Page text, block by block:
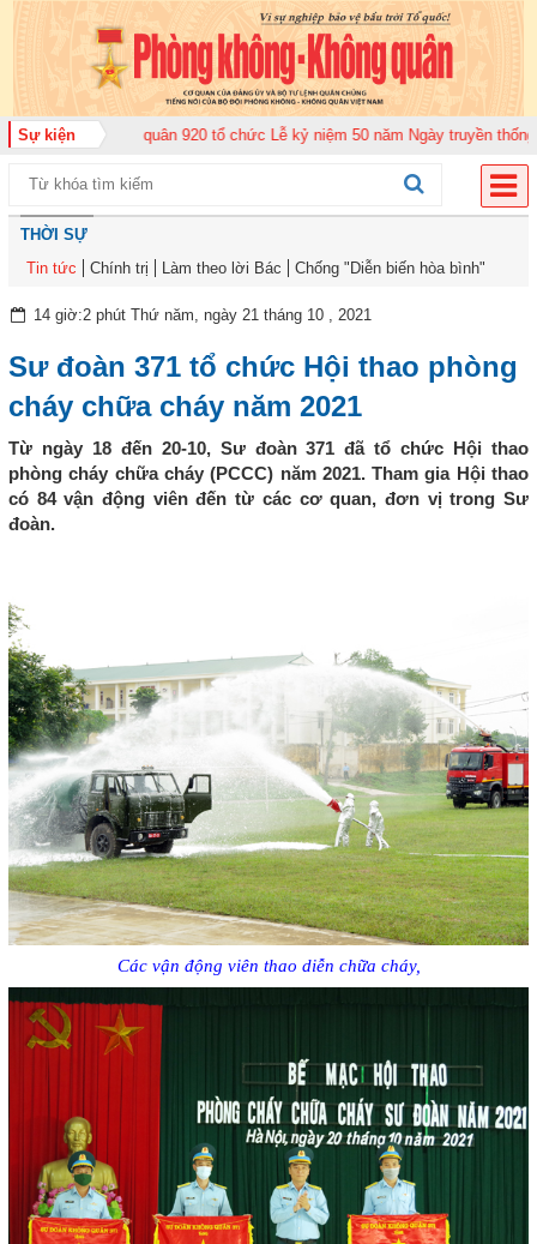
Sự kiện
đoàn Không quân 920 tổ chức Lễ kỷ niệm 50 năm Ngày truyền thống (12-
THỜI SỰ
Tin tức
Chính trị Làm theo lời Bác Chống "Diễn biến hòa bình"
14 giờ:2 phút Thứ năm, ngày 21 tháng 10 , 2021
Sư đoàn 371 tổ chức Hội thao phòng
cháy chữa cháy năm 2021
Từ ngày 18 đến 20-10, Sư đoàn 371 đã tổ chức Hội thao
phòng cháy chữa cháy (PCCC) năm 2021. Tham gia Hội thao
có 84 vận động viên đến từ các cơ quan, đơn vị trong Sư
đoàn.
Các vận động viên thao diễn chữa cháy,